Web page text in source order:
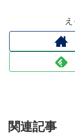
関連記事